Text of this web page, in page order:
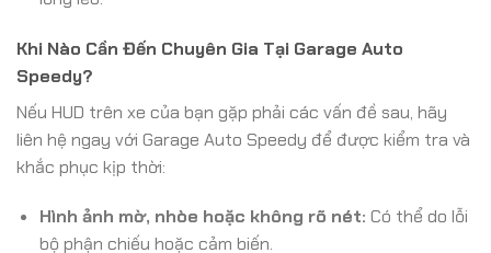
Khi Nào Cần Đến Chuyên Gia Tại Garage Auto
Speedy?
Nếu HUD trên xe của bạn gặp phải các vấn đề sau, hãy
liên hệ ngay với Garage Auto Speedy để được kiểm tra và
khắc phục kịp thời:
Hình ảnh mờ, nhòe hoặc không rõ nét: Có thể do lỗi
bộ phận chiếu hoặc cảm biến.